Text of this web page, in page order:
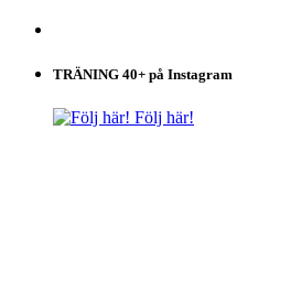
TRÄNING 40+ på Instagram
Följ här!